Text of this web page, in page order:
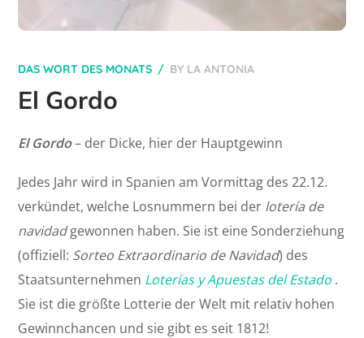
DAS WORT DES MONATS BY LA ANTONIA
El Gordo
El Gordo– der Dicke, hier der Hauptgewinn
Jedes Jahr wird in Spanien am Vormittag des 22.12.
verkündet, welche Losnummern bei der lotería de
navidadgewonnen haben. Sie ist eine Sonderziehung
(offiziell: Sorteo Extraordinario de Navidad) des
Staatsunternehmen Loterías y Apuestas del Estado .
Sie ist die größte Lotterie der Welt mit relativ hohen
Gewinnchancen und sie gibt es seit 1812!